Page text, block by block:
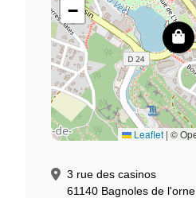
−
Leaflet | ©
3 rue des casinos
61140 Bagnoles de